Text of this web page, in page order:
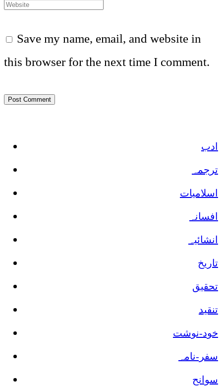
Save my name, email, and website in
this browser for the next time I comment.
ادب
ترجمہ
اسلامیات
افسانہ
انشائیہ
تاریخ
تحقیق
تنقید
خود-نوشت
سفر-نامہ
سوانح